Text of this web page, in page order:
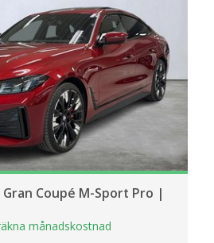
Gran Coupé M-Sport Pro |
månadskostnad